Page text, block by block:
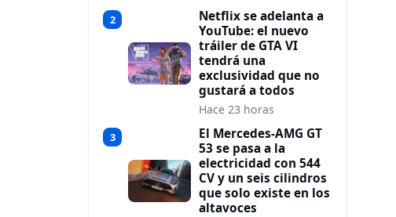
2
Netflix se adelanta a
YouTube: el nuevo
tráiler de GTA VI
tendrá una
exclusividad que no
gustará a todos
Hace 23 horas
3
El Mercedes-AMG GT
53 se pasa a la
electricidad con 544
CV y un seis cilindros
que solo existe en los
altavoces